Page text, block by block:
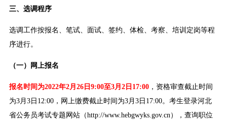
三、选调程序
选调工作按报名、笔试、面试、签约、体检、考察、培训定岗等程
序进行。
（一）网上报名
报名时间为2022年2月26日9:00至3月2日17:00，资格审查截止时间
为3月3日12:00，网上缴费截止时间为3月3日17:00。考生登录河北
省公务员考试专题网站（http://www.hebgwyks.gov.cn），查询职位